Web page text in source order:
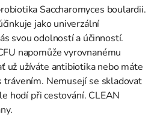
Saccharomyces boulardii.
jako univerzální
svou odolností a účinností.
napomůže vyrovnanému
už užíváte antibiotika nebo máte
Nemusejí se skladovat
hodí při cestování. CLEAN